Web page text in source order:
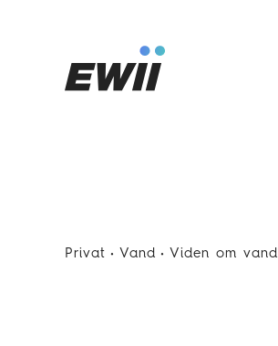
Privat Vand Viden om vand